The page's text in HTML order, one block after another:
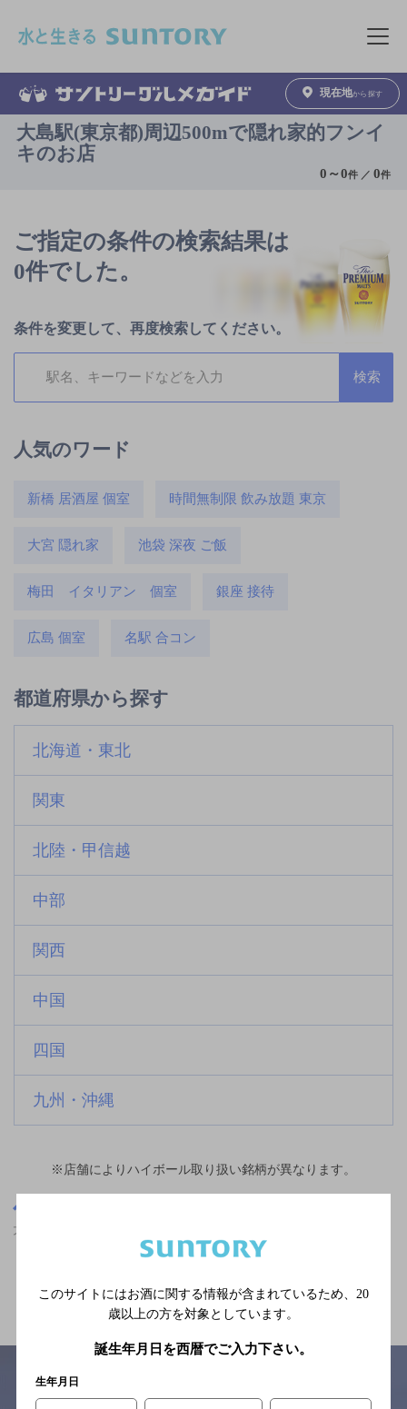
メニュ
現在地から探す
大島駅(東京都)周辺500mで隠れ家的フンイ
キのお店
0 ～0件 ／0件
ご指定の条件の検索結果は
0件でした。
条件を変更して、再度検索してください。
人気のワード
新橋 居酒屋 個室 時間無制限 飲み放題 東京
大宮 隠れ家 池袋 深夜 ご飯
梅田 イタリアン 個室 銀座 接待
広島 個室 名駅 合コン
都道府県から探す
北海道・東北
関東
北陸・甲信越
中部
関西
中国
四国
九州・沖縄
※店舗によりハイボール取り扱い銘柄が異なります。
大島駅(東京都)周辺500mで隠れ家的フンイキのお店
関連ページ
このサイトにはお酒に関する情報が含まれているため、 20
歳以上の方を対象としています。
誕生年月日を西暦でご入力下さい。
生年月日